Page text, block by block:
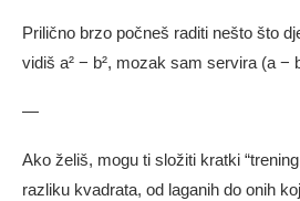
Prilično brzo počneš raditi nešto što
vidiš a² − b², mozak sam servira (a −
—
Ako želiš, mogu ti složiti kratki
razliku kvadrata, od laganih do onih